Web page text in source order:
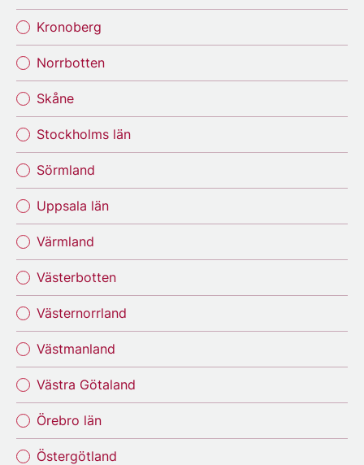
Kronoberg
Norrbotten
Skåne
Stockholms län
Sörmland
Uppsala län
Värmland
Västerbotten
Västernorrland
Västmanland
Västra Götaland
Örebro län
Östergötland